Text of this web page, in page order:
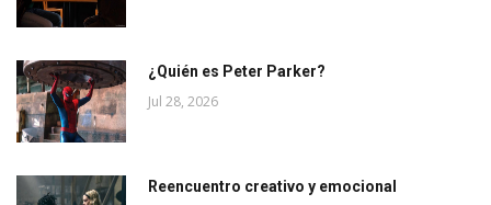
¿Quién es Peter Parker?
Jul 28, 2026
Reencuentro creativo y emocional